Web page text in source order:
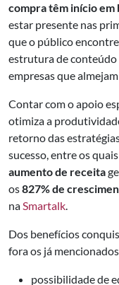
compra têm início em
estar presente nas
que o público
estrutura de conteúdo
empresas que
Contar com o apoio
otimiza a
retorno das
sucesso, entre os
aumento de receita
os827% de
naSmartalk.
Dos benefícios
fora os já
possibilidade de